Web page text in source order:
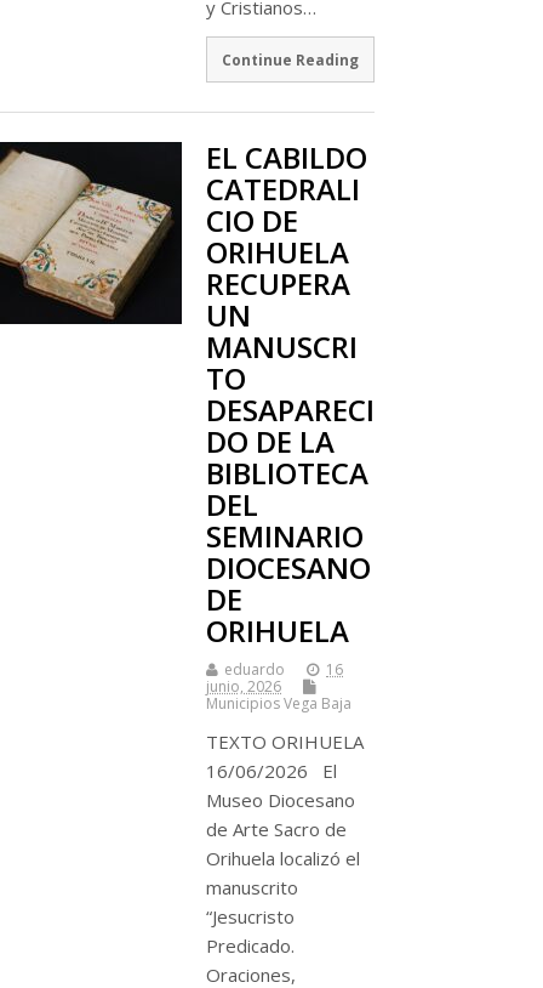
y Cristianos…
Continue Reading
EL CABILDO
CATEDRALI
CIO DE
ORIHUELA
RECUPERA
UN
MANUSCRI
TO
DESAPARECI
DO DE LA
BIBLIOTECA
DEL
SEMINARIO
DIOCESANO
DE
ORIHUELA
eduardo
16
junio, 2026
Municipios Vega Baja
TEXTO ORIHUELA
16/06/2026 El
Museo Diocesano
de Arte Sacro de
Orihuela localizó el
manuscrito
“Jesucristo
Predicado.
Oraciones,